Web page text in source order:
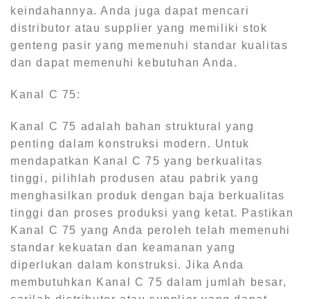
keindahannya. Anda juga dapat mencari
distributor atau supplier yang memiliki stok
genteng pasir yang memenuhi standar kualitas
dan dapat memenuhi kebutuhan Anda.
Kanal C 75:
Kanal C 75 adalah bahan struktural yang
penting dalam konstruksi modern. Untuk
mendapatkan Kanal C 75 yang berkualitas
tinggi, pilihlah produsen atau pabrik yang
menghasilkan produk dengan baja berkualitas
tinggi dan proses produksi yang ketat. Pastikan
Kanal C 75 yang Anda peroleh telah memenuhi
standar kekuatan dan keamanan yang
diperlukan dalam konstruksi. Jika Anda
membutuhkan Kanal C 75 dalam jumlah besar,